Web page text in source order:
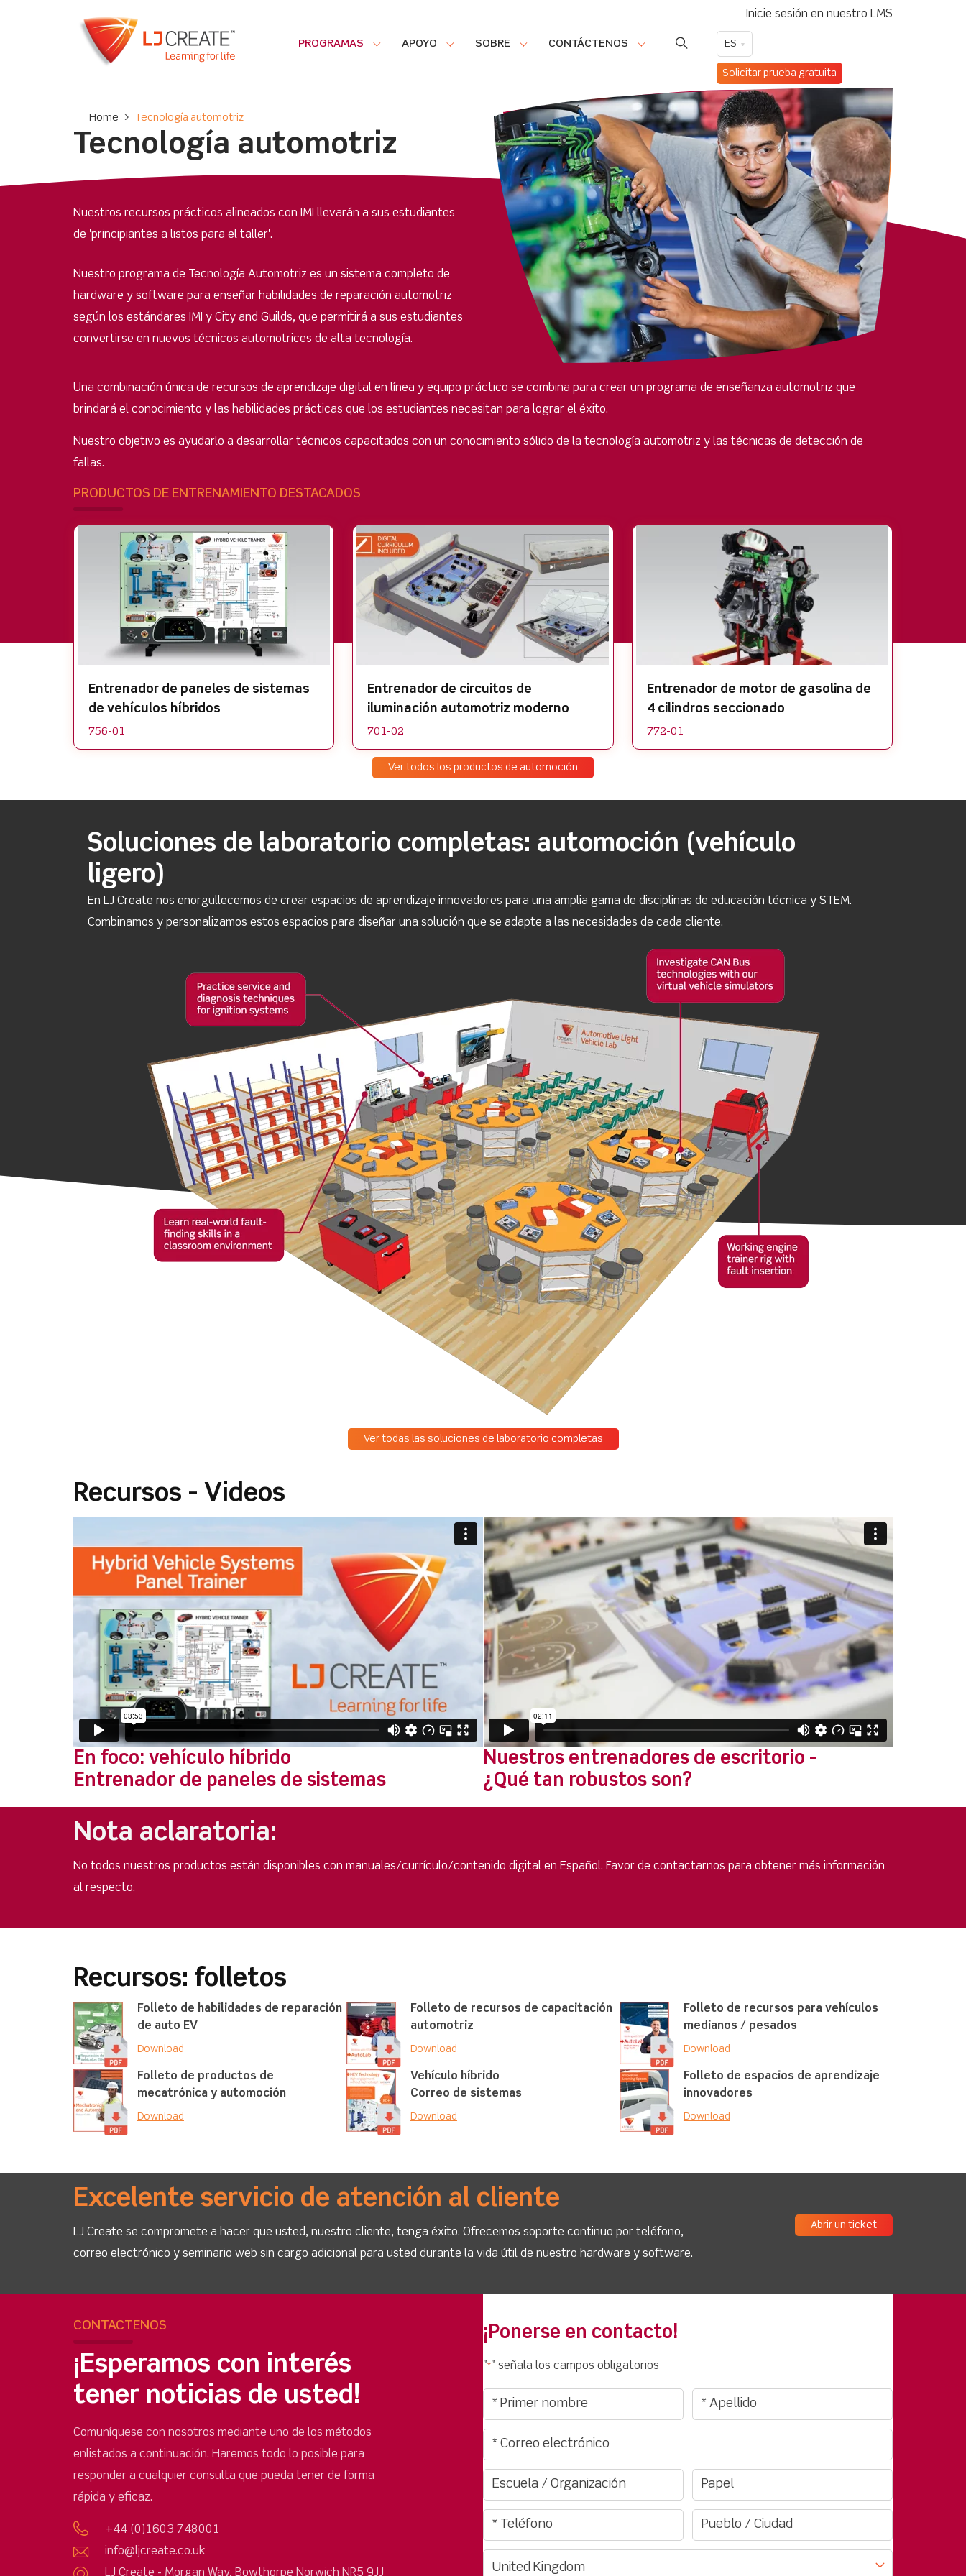
Inicie sesión en nuestro LMS
PROGRAMAS APOYO SOBRE CONTÁCTENOS ES
Solicitar prueba gratuita
Home > Tecnología automotriz
Tecnología automotriz
Nuestros recursos prácticos alineados con IMI llevarán a sus estudiantes
de 'principiantes a listos para el taller'.
Nuestro programa de Tecnología Automotriz es un sistema completo de
hardware y software para enseñar habilidades de reparación automotriz
según los estándares IMI y City and Guilds, que permitirá a sus estudiantes
convertirse en nuevos técnicos automotrices de alta tecnología.
Una combinación única de recursos de aprendizaje digital en línea y equipo práctico se combina para crear un programa de enseñanza automotriz que
brindará el conocimiento y las habilidades prácticas que los estudiantes necesitan para lograr el éxito.
Nuestro objetivo es ayudarlo a desarrollar técnicos capacitados con un conocimiento sólido de la tecnología automotriz y las técnicas de detección de
fallas.
PRODUCTOS DE ENTRENAMIENTO DESTACADOS
Entrenador de paneles de sistemas
de vehículos híbridos
756-01
Entrenador de circuitos de
iluminación automotriz moderno
701-02
Entrenador de motor de gasolina de
4 cilindros seccionado
772-01
Ver todos los productos de automoción
Soluciones de laboratorio completas: automoción (vehículo
ligero)
En LJ Create nos enorgullecemos de crear espacios de aprendizaje innovadores para una amplia gama de disciplinas de educación técnica y STEM.
Combinamos y personalizamos estos espacios para diseñar una solución que se adapte a las necesidades de cada cliente.
Ver todas las soluciones de laboratorio completas
Recursos - Videos
En foco: vehículo híbrido
Entrenador de paneles de sistemas
Nuestros entrenadores de escritorio -
¿Qué tan robustos son?
Nota aclaratoria:
No todos nuestros productos están disponibles con manuales/currículo/contenido digital en Español. Favor de contactarnos para obtener más información
al respecto.
Recursos: folletos
Folleto de habilidades de reparación
de auto EV
Download
Folleto de recursos de capacitación
automotriz
Download
Folleto de recursos para vehículos
medianos / pesados
Download
Folleto de productos de
mecatrónica y automoción
Download
Vehículo híbrido
Correo de sistemas
Download
Folleto de espacios de aprendizaje
innovadores
Download
Excelente servicio de atención al cliente
LJ Create se compromete a hacer que usted, nuestro cliente, tenga éxito. Ofrecemos soporte continuo por teléfono,
correo electrónico y seminario web sin cargo adicional para usted durante la vida útil de nuestro hardware y software.
Abrir un ticket
CONTÁCTENOS
¡Esperamos con interés
tener noticias de usted!
Comuníquese con nosotros mediante uno de los métodos
enlistados a continuación. Haremos todo lo posible para
responder a cualquier consulta que pueda tener de forma
rápida y eficaz.
+44 (0)1603 748001
info@ljcreate.co.uk
LJ Create - Morgan Way, Bowthorpe Norwich NR5 9JJ
¡Ponerse en contacto!
"*" señala los campos obligatorios